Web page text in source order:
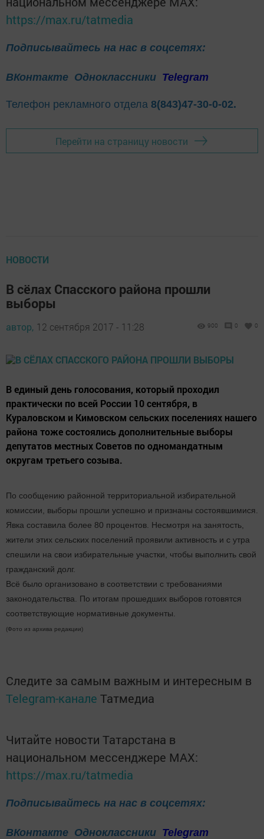
https://max.ru/tatmedia
Подписывайтесь на нас в соцсетях:
ВКонтакте Одноклассники Telegram
Телефон рекламного отдела 8(843)47-30-0-02.
Перейти на страницу новости
НОВОСТИ
В сёлах Спасского района прошли
выборы
автор, 12 сентября 2017 - 11:28 900 0 0
В единый день голосования, который проходил
практически по всей России 10 сентября, в
Кураловском и Кимовском сельских поселениях нашего
района тоже состоялись дополнительные выборы
депутатов местных Советов по одномандатным
округам третьего созыва.
По сообщению районной территориальной избирательной
комиссии, выборы прошли успешно и признаны состоявшимися.
Явка составила более 80 процентов. Несмотря на занятость,
жители этих сельских поселений проявили активность и с утра
спешили на свои избирательные участки, чтобы выполнить свой
гражданский долг.
Всё было организовано в соответствии с требованиями
законодательства. По итогам прошедших выборов готовятся
соответствующие нормативные документы.
(Фото из архива редакции)
Следите за самым важным и интересным в
Telegram-канале Татмедиа
Читайте новости Татарстана в
национальном мессенджере MАХ:
https://max.ru/tatmedia
Подписывайтесь на нас в соцсетях:
ВКонтакте Одноклассники Telegram